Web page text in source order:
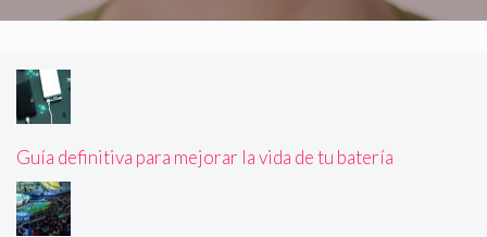
Guía definitiva para mejorar la vida de tu batería